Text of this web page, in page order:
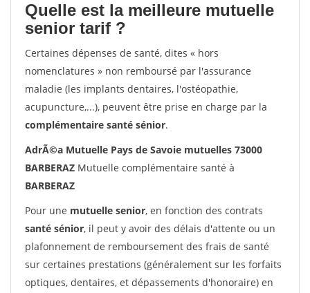
Quelle est la meilleure mutuelle
senior tarif ?
Certaines dépenses de santé, dites « hors
nomenclatures » non remboursé par l'assurance
maladie (les implants dentaires, l'ostéopathie,
acupuncture,...), peuvent être prise en charge par la
complémentaire santé sénior.
AdrÃ©a Mutuelle Pays de Savoie mutuelles 73000
BARBERAZ Mutuelle complémentaire santé à
BARBERAZ
Pour une mutuelle senior, en fonction des contrats
santé sénior, il peut y avoir des délais d'attente ou un
plafonnement de remboursement des frais de santé
sur certaines prestations (généralement sur les forfaits
optiques, dentaires, et dépassements d'honoraire) en